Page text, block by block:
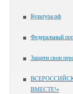
Культура.рф
Федеральный
Защити свои
ВМЕСТЕ!»